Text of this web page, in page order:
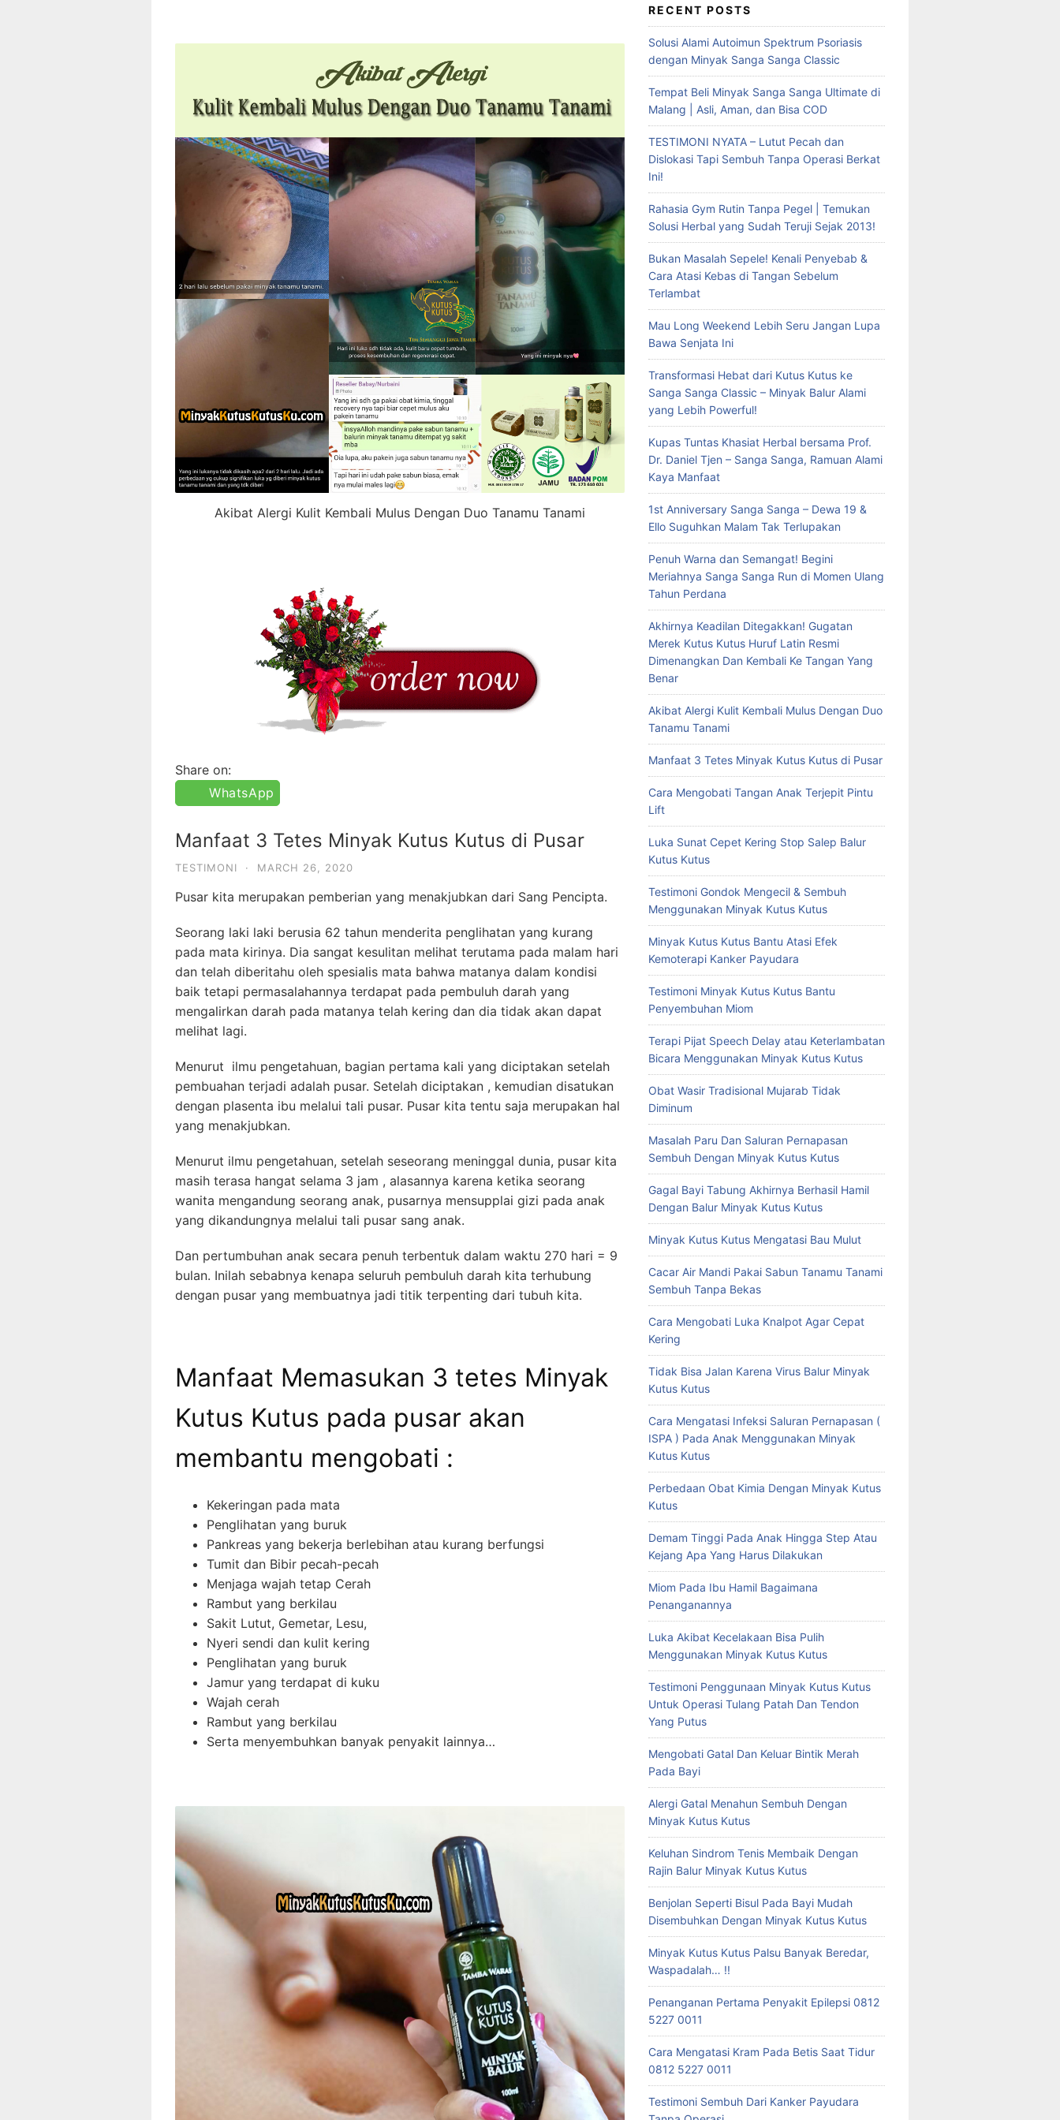
Akibat Alergi Kulit Kembali Mulus Dengan Duo Tanamu Tanami
Share on:
WhatsApp
Manfaat 3 Tetes Minyak Kutus Kutus di Pusar
TESTIMONI · MARCH 26, 2020
Pusar kita merupakan pemberian yang menakjubkan dari Sang Pencipta.
Seorang laki laki berusia 62 tahun menderita penglihatan yang kurang
pada mata kirinya. Dia sangat kesulitan melihat terutama pada malam hari
dan telah diberitahu oleh spesialis mata bahwa matanya dalam kondisi
baik tetapi permasalahannya terdapat pada pembuluh darah yang
mengalirkan darah pada matanya telah kering dan dia tidak akan dapat
melihat lagi.
Menurut ilmu pengetahuan, bagian pertama kali yang diciptakan setelah
pembuahan terjadi adalah pusar. Setelah diciptakan , kemudian disatukan
dengan plasenta ibu melalui tali pusar. Pusar kita tentu saja merupakan hal
yang menakjubkan.
Menurut ilmu pengetahuan, setelah seseorang meninggal dunia, pusar kita
masih terasa hangat selama 3 jam , alasannya karena ketika seorang
wanita mengandung seorang anak, pusarnya mensupplai gizi pada anak
yang dikandungnya melalui tali pusar sang anak.
Dan pertumbuhan anak secara penuh terbentuk dalam waktu 270 hari = 9
bulan. Inilah sebabnya kenapa seluruh pembuluh darah kita terhubung
dengan pusar yang membuatnya jadi titik terpenting dari tubuh kita.
Manfaat Memasukan 3 tetes Minyak
Kutus Kutus pada pusar akan
membantu mengobati :
Kekeringan pada mata
Penglihatan yang buruk
Pankreas yang bekerja berlebihan atau kurang berfungsi
Tumit dan Bibir pecah-pecah
Menjaga wajah tetap Cerah
Rambut yang berkilau
Sakit Lutut, Gemetar, Lesu,
Nyeri sendi dan kulit kering
Penglihatan yang buruk
Jamur yang terdapat di kuku
Wajah cerah
Rambut yang berkilau
Serta menyembuhkan banyak penyakit lainnya…
RECENT POSTS
Solusi Alami Autoimun Spektrum Psoriasis
dengan Minyak Sanga Sanga Classic
Tempat Beli Minyak Sanga Sanga Ultimate di
Malang | Asli, Aman, dan Bisa COD
TESTIMONI NYATA – Lutut Pecah dan
Dislokasi Tapi Sembuh Tanpa Operasi Berkat
Ini!
Rahasia Gym Rutin Tanpa Pegel | Temukan
Solusi Herbal yang Sudah Teruji Sejak 2013!
Bukan Masalah Sepele! Kenali Penyebab &
Cara Atasi Kebas di Tangan Sebelum
Terlambat
Mau Long Weekend Lebih Seru Jangan Lupa
Bawa Senjata Ini
Transformasi Hebat dari Kutus Kutus ke
Sanga Sanga Classic – Minyak Balur Alami
yang Lebih Powerful!
Kupas Tuntas Khasiat Herbal bersama Prof.
Dr. Daniel Tjen – Sanga Sanga, Ramuan Alami
Kaya Manfaat
1st Anniversary Sanga Sanga – Dewa 19 &
Ello Suguhkan Malam Tak Terlupakan
Penuh Warna dan Semangat! Begini
Meriahnya Sanga Sanga Run di Momen Ulang
Tahun Perdana
Akhirnya Keadilan Ditegakkan! Gugatan
Merek Kutus Kutus Huruf Latin Resmi
Dimenangkan Dan Kembali Ke Tangan Yang
Benar
Akibat Alergi Kulit Kembali Mulus Dengan Duo
Tanamu Tanami
Manfaat 3 Tetes Minyak Kutus Kutus di Pusar
Cara Mengobati Tangan Anak Terjepit Pintu
Lift
Luka Sunat Cepet Kering Stop Salep Balur
Kutus Kutus
Testimoni Gondok Mengecil & Sembuh
Menggunakan Minyak Kutus Kutus
Minyak Kutus Kutus Bantu Atasi Efek
Kemoterapi Kanker Payudara
Testimoni Minyak Kutus Kutus Bantu
Penyembuhan Miom
Terapi Pijat Speech Delay atau Keterlambatan
Bicara Menggunakan Minyak Kutus Kutus
Obat Wasir Tradisional Mujarab Tidak
Diminum
Masalah Paru Dan Saluran Pernapasan
Sembuh Dengan Minyak Kutus Kutus
Gagal Bayi Tabung Akhirnya Berhasil Hamil
Dengan Balur Minyak Kutus Kutus
Minyak Kutus Kutus Mengatasi Bau Mulut
Cacar Air Mandi Pakai Sabun Tanamu Tanami
Sembuh Tanpa Bekas
Cara Mengobati Luka Knalpot Agar Cepat
Kering
Tidak Bisa Jalan Karena Virus Balur Minyak
Kutus Kutus
Cara Mengatasi Infeksi Saluran Pernapasan (
ISPA ) Pada Anak Menggunakan Minyak
Kutus Kutus
Perbedaan Obat Kimia Dengan Minyak Kutus
Kutus
Demam Tinggi Pada Anak Hingga Step Atau
Kejang Apa Yang Harus Dilakukan
Miom Pada Ibu Hamil Bagaimana
Penanganannya
Luka Akibat Kecelakaan Bisa Pulih
Menggunakan Minyak Kutus Kutus
Testimoni Penggunaan Minyak Kutus Kutus
Untuk Operasi Tulang Patah Dan Tendon
Yang Putus
Mengobati Gatal Dan Keluar Bintik Merah
Pada Bayi
Alergi Gatal Menahun Sembuh Dengan
Minyak Kutus Kutus
Keluhan Sindrom Tenis Membaik Dengan
Rajin Balur Minyak Kutus Kutus
Benjolan Seperti Bisul Pada Bayi Mudah
Disembuhkan Dengan Minyak Kutus Kutus
Minyak Kutus Kutus Palsu Banyak Beredar,
Waspadalah… !!
Penanganan Pertama Penyakit Epilepsi 0812
5227 0011
Cara Mengatasi Kram Pada Betis Saat Tidur
0812 5227 0011
Testimoni Sembuh Dari Kanker Payudara